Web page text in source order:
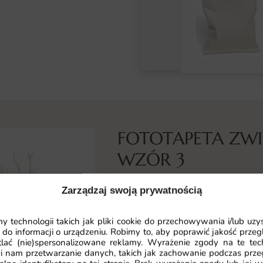
Zarządzaj swoją prywatnością
technologii takich jak pliki cookie do przechowywania i/lub
informacji o urządzeniu. Robimy to, aby poprawić jakość
(nie)spersonalizowane reklamy. Wyrażenie zgody na te
nam przetwarzanie danych, takich jak zachowanie podczas
FOTOTAPETA
WZÓR 3
Co przedstawia ta fototapeta
Fototapeta Zwierzątka Leśne
charakterem. Motyw został
dodatkami i światłem.